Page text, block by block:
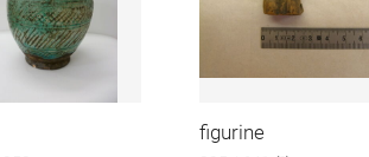
figurine